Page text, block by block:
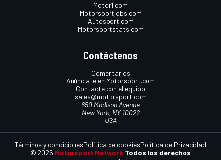
Motor1.com
Motorsportjobs.com
Autosport.com
Motorsportstats.com
Contáctenos
Comentarios
Anúnciate en Motorsport.com
Contacte con el equipo
sales@motorsport.com
650 Madison Avenue
New York, NY 10022
USA
© 2026 Motorsport Network Todos los derechos
Términos y condicionesPolítica de cookiesPolítica de Privacidad